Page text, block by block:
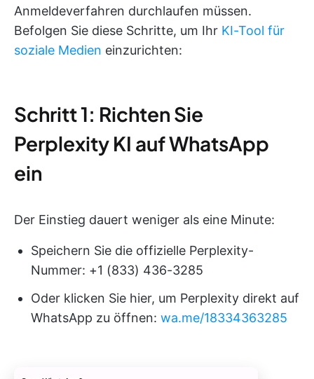
Anmeldeverfahren durchlaufen müssen.
Befolgen Sie diese Schritte, um Ihr KI-Tool für
soziale Medien einzurichten:
Schritt 1: Richten Sie
Perplexity KI auf WhatsApp
ein
Der Einstieg dauert weniger als eine Minute:
Speichern Sie die offizielle Perplexity-
Nummer: +1 (833) 436-3285
Oder klicken Sie hier, um Perplexity direkt auf
WhatsApp zu öffnen: wa.me/18334363285